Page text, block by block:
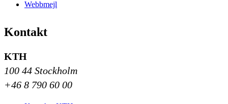
Webbmejl
Kontakt
KTH
100 44 Stockholm
+46 8 790 60 00